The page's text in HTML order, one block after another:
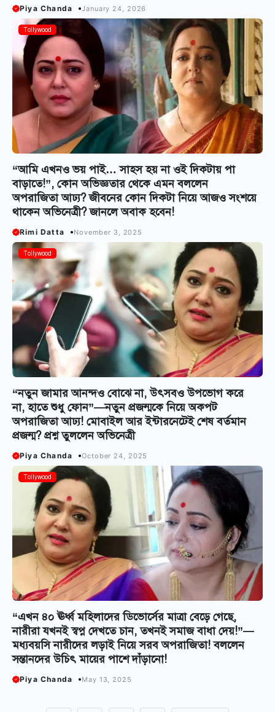
Piya Chanda January 24, 2026
Tollywood
“আমি এখনও ভয় পাই… সাহস হয় না ওই দিকটায় পা
বাড়াতে!”, কোন অভিজ্ঞতার থেকে এমন বললেন
অপরাজিতা আঢ্য? জীবনের কোন দিকটা নিয়ে আজও সংশয়ে
থাকেন অভিনেত্রী? জানলে অবাক হবেন!
Rimi Datta November 3, 2025
Tollywood
“নতুন জামার আনন্দও বোঝে না, উৎসবও উপভোগ করে
না, হাতে শুধু ফোন”—নতুন প্রজন্মকে নিয়ে অকপট
অপরাজিতা আঢ্য! মোবাইল আর ইন্টারনেটেই শেষ বর্তমান
প্রজন্ম? প্রশ্ন তুললেন অভিনেত্রী
Piya Chanda October 24, 2025
Tollywood
“এখন ৪০ ঊর্ধ্ব মহিলাদের ডিভোর্সের মাত্রা বেড়ে গেছে,
নারীরা যখন‌ই স্বপ্ন দেখতে চান, তখনই সমাজ বাধা দেয়!”—
মধ্যবয়সি নারীদের লড়াই নিয়ে সরব অপরাজিতা! বললেন
সন্তানদের উচিৎ মায়ের পাশে দাঁড়ানো!
Piya Chanda May 13, 2025